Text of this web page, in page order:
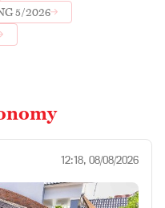
5/2026
12:18, 08/08/2026